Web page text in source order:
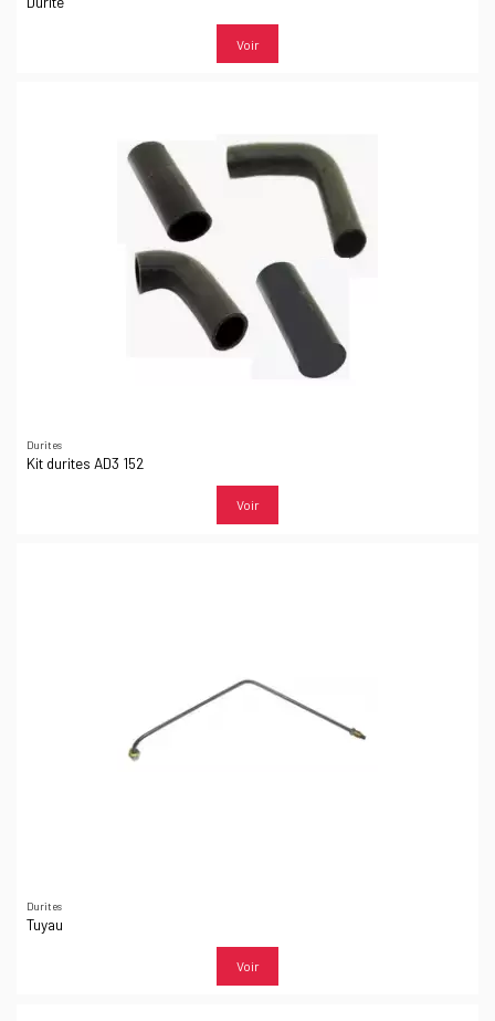
Voir
Durites
Kit durites AD3 152
Voir
Durites
Tuyau
Voir